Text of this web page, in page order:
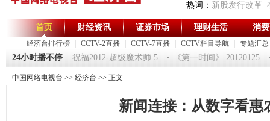
热词： 新股发行改革
首页
经济台排行榜 CCTV-2直播 CCTV-7直播 CCTV栏目导航 专题汇总
财经资讯 证券市场 理财生活 消
24小时播不停
驿站》20120125 祝福2012-超级魔术师 5 《第一时间》 20120125
中国网络电视台 >> 经济台 >> 正文
新闻连接：从数字看惠